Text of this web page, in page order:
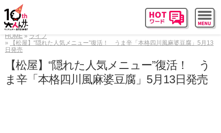
HOME
ライフ
【松屋】“隠れた人気メニュー”復活！ うま辛「本格四川風麻婆豆腐」5月13
日発売
【松屋】“隠れた人気メニュー”復活！ う
ま辛「本格四川風麻婆豆腐」5月13日発売